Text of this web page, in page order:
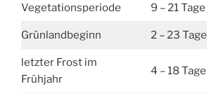
Vegetationsperiode 9 – 21
Grünlandbeginn 2 – 23
letzter Frost im
Frühjahr
4 – 18